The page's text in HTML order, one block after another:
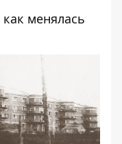
как менялась